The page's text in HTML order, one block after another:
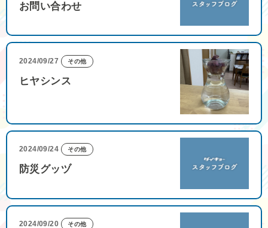
お問い合わせ
2024/09/27 その他
ヒヤシンス
2024/09/24 その他
防災グッヅ
2024/09/20 その他